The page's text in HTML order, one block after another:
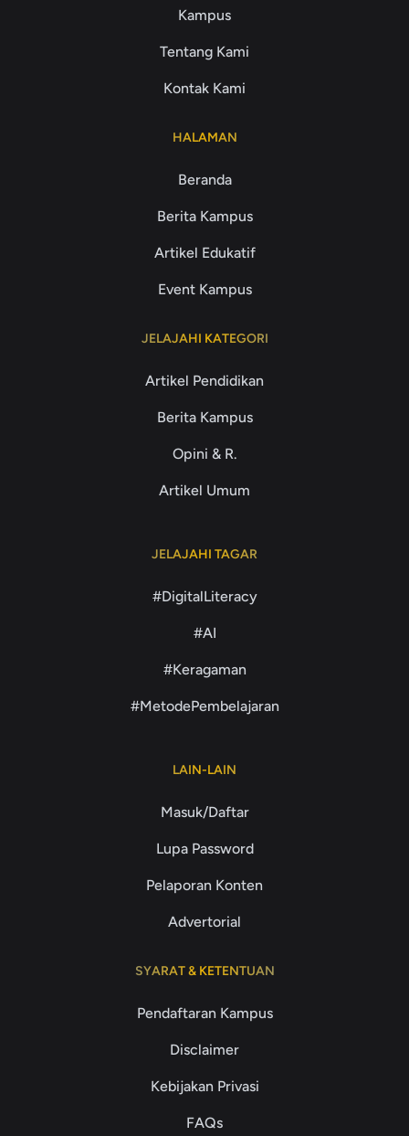
Kampus
Tentang Kami
Kontak Kami
HALAMAN
Beranda
Berita Kampus
Artikel Edukatif
Event Kampus
JELAJAHI KATEGORI
Artikel Pendidikan
Berita Kampus
Opini & R.
Artikel Umum
JELAJAHI TAGAR
#DigitalLiteracy
#AI
#Keragaman
#MetodePembelajaran
LAIN-LAIN
Masuk/Daftar
Lupa Password
Pelaporan Konten
Advertorial
SYARAT & KETENTUAN
Pendaftaran Kampus
Disclaimer
Kebijakan Privasi
FAQs